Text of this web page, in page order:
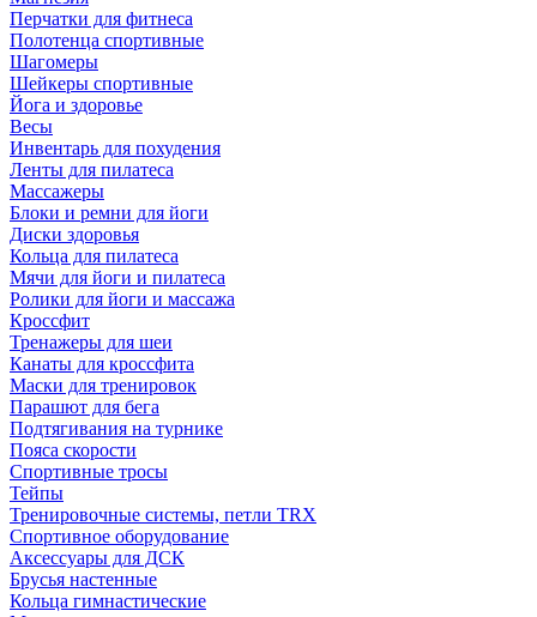
Перчатки для фитнеса
Полотенца спортивные
Шагомеры
Шейкеры спортивные
Йога и здоровье
Весы
Инвентарь для похудения
Ленты для пилатеса
Массажеры
Блоки и ремни для йоги
Диски здоровья
Кольца для пилатеса
Мячи для йоги и пилатеса
Ролики для йоги и массажа
Кроссфит
Тренажеры для шеи
Канаты для кроссфита
Маски для тренировок
Парашют для бега
Подтягивания на турнике
Пояса скорости
Спортивные тросы
Тейпы
Тренировочные системы, петли TRX
Спортивное оборудование
Аксессуары для ДСК
Брусья настенные
Кольца гимнастические